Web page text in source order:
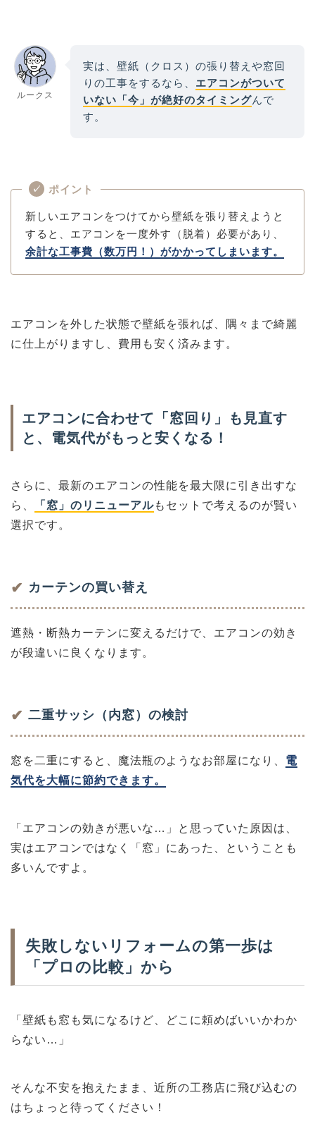
ルークス
実は、壁紙（クロス）の張り替えや窓回
りの工事をするなら、 エアコンがついて
いない「今」が絶好のタイミングんで
す。
✓ ポイント
新しいエアコンをつけてから壁紙を張り替えようと
すると、エアコンを一度外す（脱着）必要があり、
余計な工事費（数万円！）がかかってしまいます。
エアコンを外した状態で壁紙を張れば、隅々まで綺麗
に仕上がりますし、費用も安く済みます。
エアコンに合わせて「窓回り」も見直す
と、電気代がもっと安くなる！
さらに、最新のエアコンの性能を最大限に引き出すな
ら、
「窓」のリニューアルもセットで考えるのが賢い
選択です。
✔ カーテンの買い替え
遮熱・断熱カーテンに変えるだけで、エアコンの効き
が段違いに良くなります。
✔ 二重サッシ（内窓）の検討
窓を二重にすると、魔法瓶のようなお部屋になり、 電
気代を大幅に節約できます。
「エアコンの効きが悪いな…」と思っていた原因は、
実はエアコンではなく「窓」にあった、ということも
多いんですよ。
失敗しないリフォームの第一歩は
「プロの比較」から
「壁紙も窓も気になるけど、どこに頼めばいいかわか
らない…」
そんな不安を抱えたまま、近所の工務店に飛び込むの
はちょっと待ってください！